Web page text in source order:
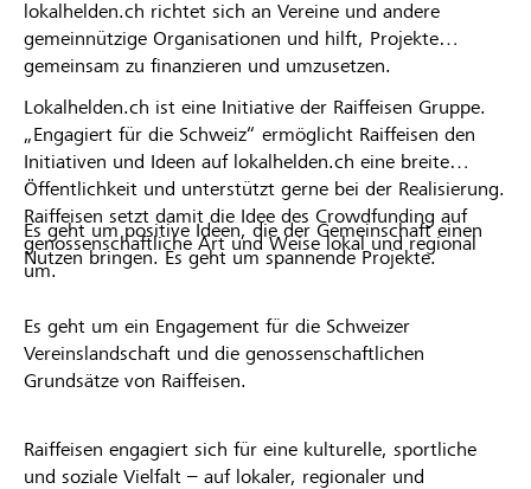
lokalhelden.ch richtet sich an Vereine und andere
gemeinnützige Organisationen und hilft, Projekte
gemeinsam zu finanzieren und umzusetzen.
Lokalhelden.ch ist eine Initiative der Raiffeisen Gruppe.
„Engagiert für die Schweiz“ ermöglicht Raiffeisen den
Initiativen und Ideen auf lokalhelden.ch eine breite
Öffentlichkeit und unterstützt gerne bei der Realisierung.
Raiffeisen setzt damit die Idee des Crowdfunding auf
genossenschaftliche Art und Weise lokal und regional
um.
Es geht um positive Ideen, die der Gemeinschaft einen
Nutzen bringen. Es geht um spannende Projekte.
Es geht um ein Engagement für die Schweizer
Vereinslandschaft und die genossenschaftlichen
Grundsätze von Raiffeisen.
Raiffeisen engagiert sich für eine kulturelle, sportliche
und soziale Vielfalt – auf lokaler, regionaler und